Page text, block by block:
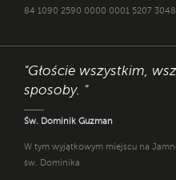
84 1090 2590 0000 0001 5207 3048
"Głoście wszystkim,
sposoby. "
Św. Dominik Guzman
W tym wyjątkowym miejscu na
św. Dominika